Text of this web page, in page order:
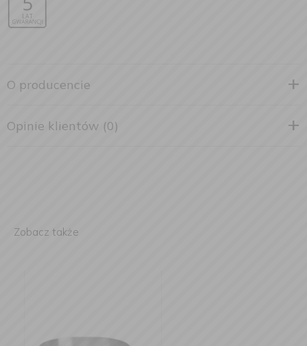
O producencie
Opinie klientów (0)
Zobacz także